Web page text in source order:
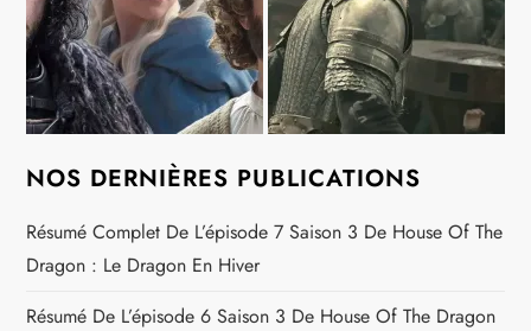
NOS DERNIÈRES PUBLICATIONS
Résumé Complet De L’épisode 7 Saison 3 De House Of The
Dragon : Le Dragon En Hiver
Résumé De L’épisode 6 Saison 3 De House Of The Dragon